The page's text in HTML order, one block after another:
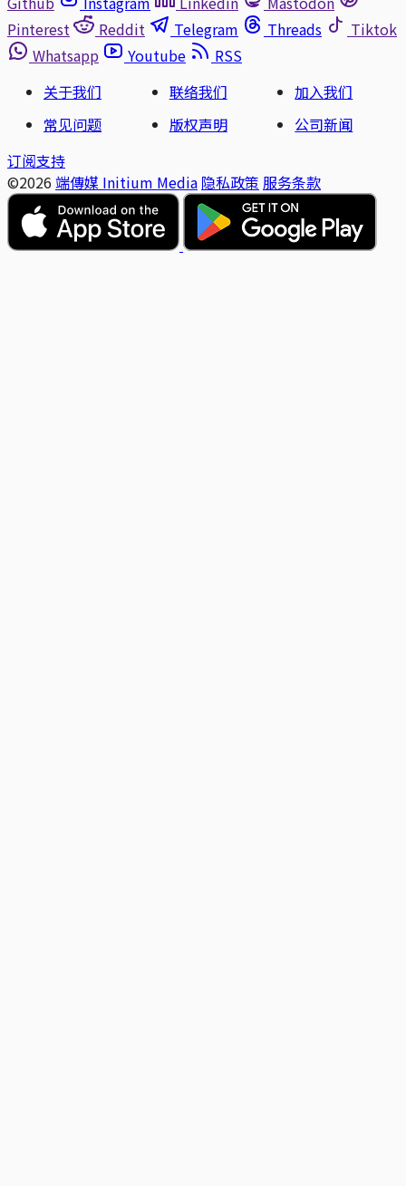
Pinterest
Reddit Telegram Threads
Tiktok
Whatsapp
Youtube
RSS
关于我们
联络我们
加入我们
常见问题
版权声明
公司新闻
订阅支持
©2026 端傳媒 Initium Media 隐私政策 服务条款